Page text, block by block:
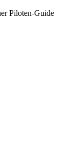
Piloten-Guide